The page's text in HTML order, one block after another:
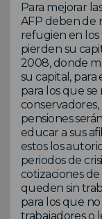
Para mejorar
AFP deben de
refugien en los
pierden su
2008, donde
su capital, para
para los que
pensiones
educar a sus
estos los
periodos de
cotizaciones
queden sin
para los que
trabajadores o